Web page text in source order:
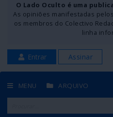
O Lado Oculto é uma
As opiniões manifestadas
os membros do Colectivo
linha
Entrar Assinar
MENU ARQUIVO